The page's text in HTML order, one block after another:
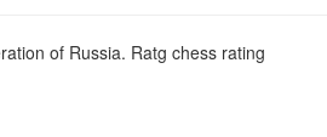
of Russia. Ratg chess rating